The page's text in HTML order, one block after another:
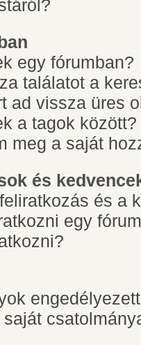
egy fórumban?
találatot a
ad vissza üres
a tagok között?
meg a saját
és
és a
egy